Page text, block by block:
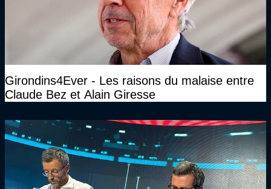
Girondins4Ever - Les raisons du malaise entre
Claude Bez et Alain Giresse